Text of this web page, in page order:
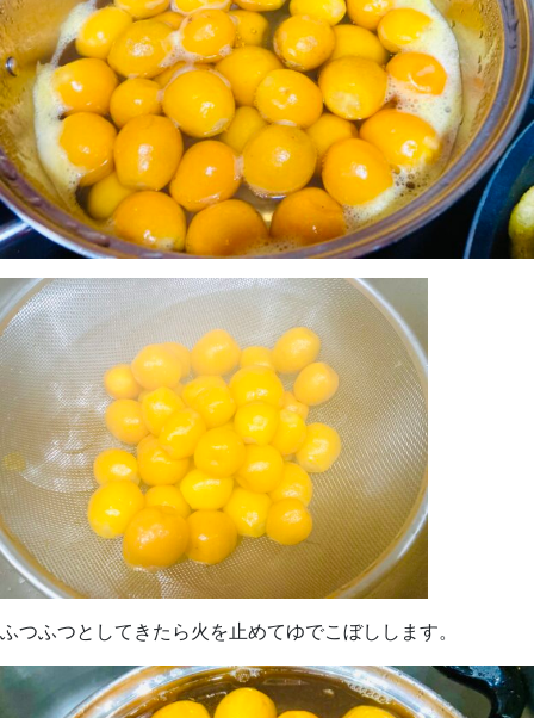
ふつふつとしてきたら火を止めてゆでこぼしします。